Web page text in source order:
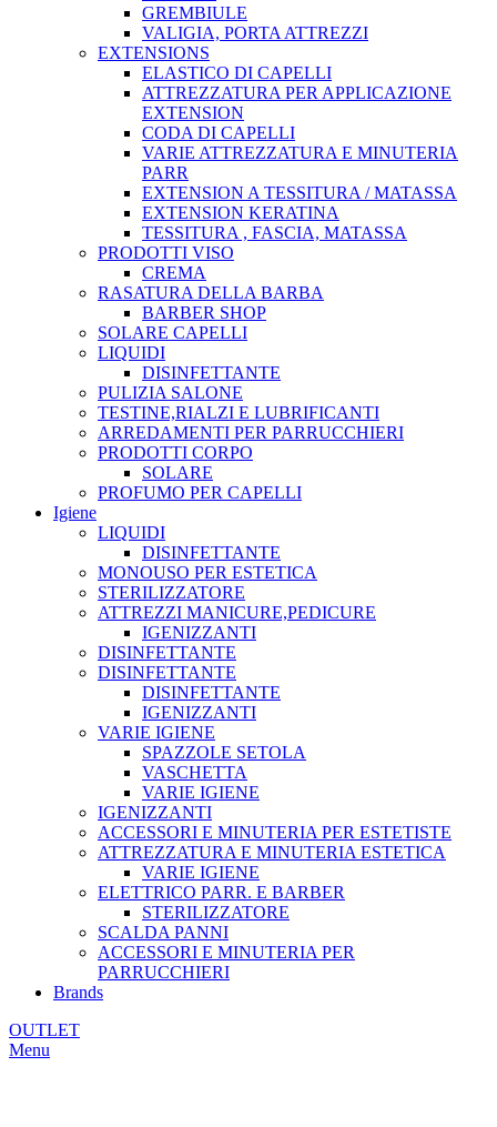
GREMBIULE
VALIGIA, PORTA ATTREZZI
EXTENSIONS
ELASTICO DI CAPELLI
ATTREZZATURA PER APPLICAZIONE
EXTENSION
CODA DI CAPELLI
VARIE ATTREZZATURA E MINUTERIA
PARR
EXTENSION A TESSITURA / MATASSA
EXTENSION KERATINA
TESSITURA , FASCIA, MATASSA
PRODOTTI VISO
CREMA
RASATURA DELLA BARBA
BARBER SHOP
SOLARE CAPELLI
LIQUIDI
DISINFETTANTE
PULIZIA SALONE
TESTINE,RIALZI E LUBRIFICANTI
ARREDAMENTI PER PARRUCCHIERI
PRODOTTI CORPO
SOLARE
PROFUMO PER CAPELLI
Igiene
LIQUIDI
DISINFETTANTE
MONOUSO PER ESTETICA
STERILIZZATORE
ATTREZZI MANICURE,PEDICURE
IGENIZZANTI
DISINFETTANTE
DISINFETTANTE
DISINFETTANTE
IGENIZZANTI
VARIE IGIENE
SPAZZOLE SETOLA
VASCHETTA
VARIE IGIENE
IGENIZZANTI
ACCESSORI E MINUTERIA PER ESTETISTE
ATTREZZATURA E MINUTERIA ESTETICA
VARIE IGIENE
ELETTRICO PARR. E BARBER
STERILIZZATORE
SCALDA PANNI
ACCESSORI E MINUTERIA PER
PARRUCCHIERI
Brands
OUTLET
Menu